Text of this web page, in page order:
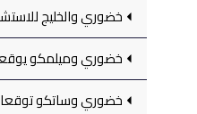
خضوري والخليج
خضوري وميلمكو
خضوري وساتكو